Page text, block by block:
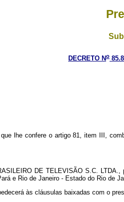
DECRETO No
lhe confere o artigo 81, item III,
DE TELEVISÃO S.C.
e Rio de Janeiro - Estado do Rio de
às cláusulas baixadas com o